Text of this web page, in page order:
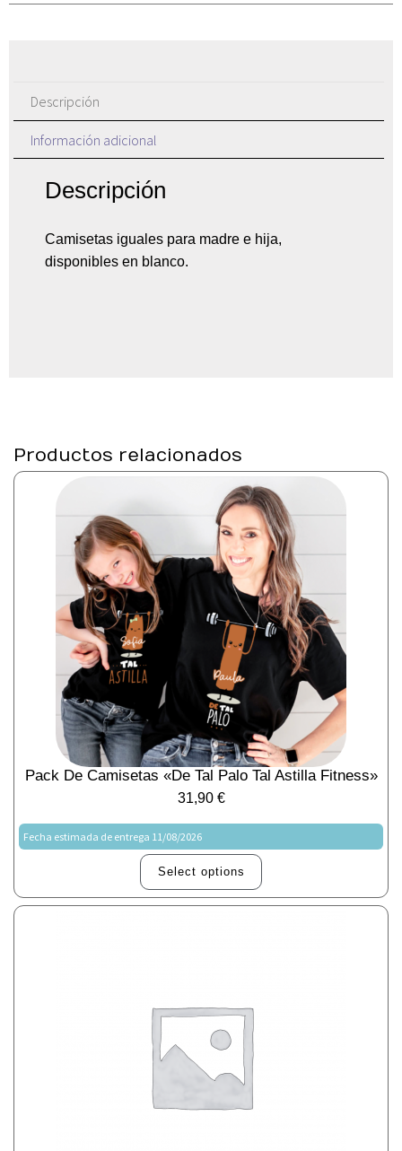
Descripción
Información adicional
Descripción
Camisetas iguales para madre e hija,
disponibles en blanco.
Productos relacionados
Pack De Camisetas «De Tal Palo Tal Astilla Fitness»
31,90 €
Fecha estimada de entrega 11/08/2026
Select options